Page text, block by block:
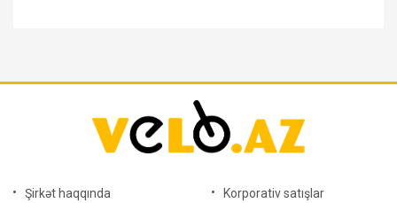
Şirkət haqqında
Korporativ satışlar